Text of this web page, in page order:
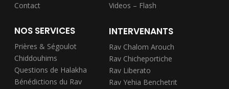
Contact
Videos – Flash
NOS SERVICES
Prières & Ségoulot
Chiddouhims
Questions de Halakha
Bénédictions du Rav
INTERVENANTS
Rav Chalom Arouch
Rav Chicheportiche
Rav Liberato
Rav Yehia Benchetrit